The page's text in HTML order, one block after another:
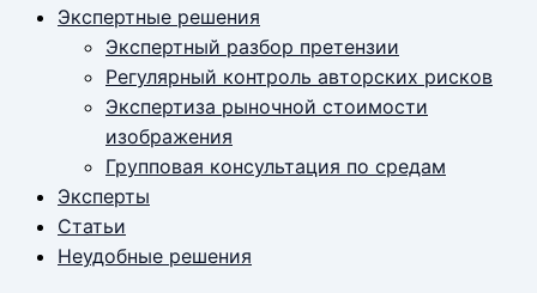
Экспертные решения
Экспертный разбор претензии
Регулярный контроль авторских рисков
Экспертиза рыночной стоимости
изображения
Групповая консультация по средам
Эксперты
Статьи
Неудобные решения